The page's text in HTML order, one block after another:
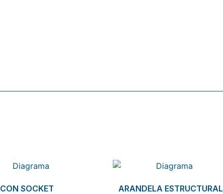
CON SOCKET ARANDELA ESTRUCTURAL